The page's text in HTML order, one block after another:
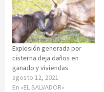
Explosión generada por
cisterna deja daños en
ganado y viviendas
agosto 12, 2021
En «EL SALVADOR»